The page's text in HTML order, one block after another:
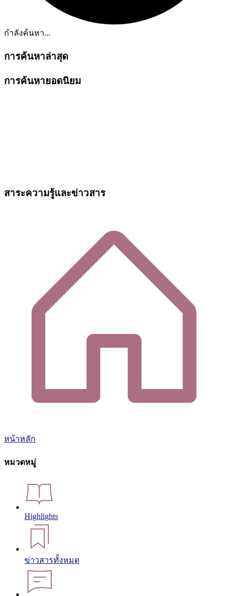
กำลังค้นหา...
การค้นหาล่าสุด
การค้นหายอดนิยม
สาระความรู้และข่าวสาร
หน้าหลัก
หมวดหมู่
Highlights
ข่าวสารทั้งหมด